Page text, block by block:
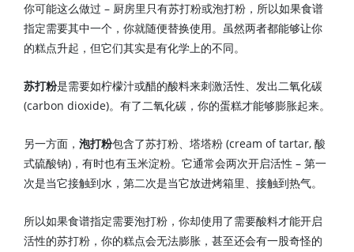
你可能这么做过 – 厨房里只有苏打粉或泡打粉，所以如果食谱
指定需要其中一个，你就随便替换使用。虽然两者都能够让你
的糕点升起，但它们其实是有化学上的不同。
苏打粉是需要如柠檬汁或醋的酸料来刺激活性、发出二氧化碳
(carbon dioxide)。有了二氧化碳，你的蛋糕才能够膨胀起来。
另一方面， 泡打粉包含了苏打粉、塔塔粉 (cream of tartar, 酸
式硫酸钠)，有时也有玉米淀粉。它通常会两次开启活性 – 第一
次是当它接触到水，第二次是当它放进烤箱里、接触到热气。
所以如果食谱指定需要泡打粉，你却使用了需要酸料才能开启
活性的苏打粉，你的糕点会无法膨胀，甚至还会有一股奇怪的